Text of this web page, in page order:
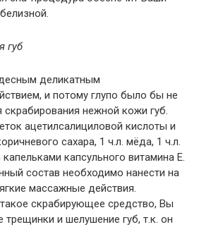
губ
деликатным
и потому глупо было бы не
скрабирования нежной кожи губ.
ацетилсалициловой кислоты и
сахара, 1 ч.л. мёда, 1 ч.л.
капсульного витамина Е.
состав необходимо нанести на
массажные действия.
скрабирующее средство, Вы
трещинки и шелушение губ, т.к. он